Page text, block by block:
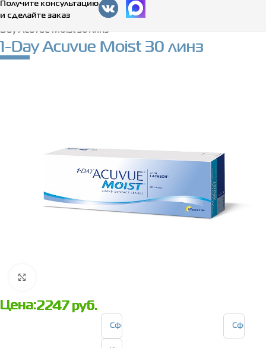
Получите консультацию
и сделайте заказ
Главная>Каталог Контактные линзы
Day Acuvue Moist 30 линз
1-Day Acuvue Moist 30 линз
Цена:2247 руб.